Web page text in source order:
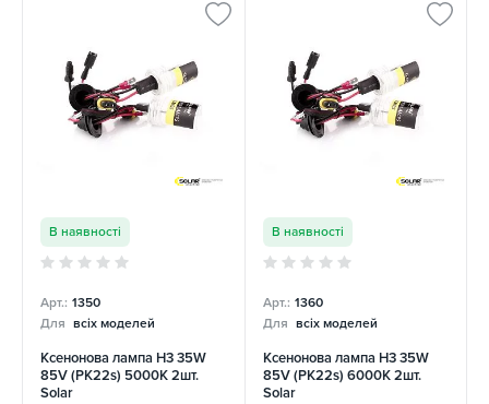
В наявності
Арт.: 1350
Для всіх моделей
Ксенонова лампа H3 35W
85V (PK22s) 5000K 2шт.
Solar
В наявності
Арт.: 1360
Для всіх моделей
Ксенонова лампа H3 35W
85V (PK22s) 6000K 2шт.
Solar